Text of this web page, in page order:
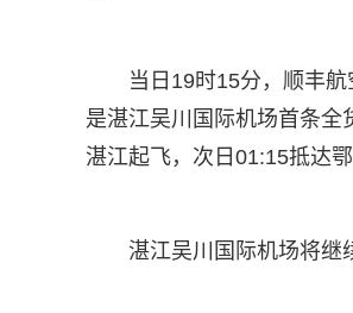
当日19时15分，顺丰
是湛江吴川国际机场首条
湛江起飞，次日01:15抵达
湛江吴川国际机场将继